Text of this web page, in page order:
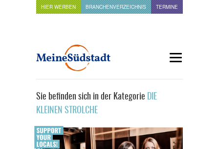
HIER WERBEN BRANCHENVERZEICHNIS TERMINE
Sie befinden sich in der Kategorie DIE
KLEINEN STROLCHE